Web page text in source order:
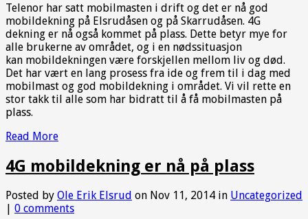
Telenor har satt mobilmasten i drift og det er nå god
mobildekning på Elsrudåsen og på Skarrudåsen. 4G
dekning er nå også kommet på plass. Dette betyr mye for
alle brukerne av området, og i en nødssituasjon
kan mobildekningen være forskjellen mellom liv og død.
Det har vært en lang prosess fra ide og frem til i dag med
mobilmast og god mobildekning i området. Vi vil rette en
stor takk til alle som har bidratt til å få mobilmasten på
plass.
Read More
4G mobildekning er nå på plass
Posted by Ole Erik Elsrud on Nov 11, 2014 in Uncategorized
0 comments